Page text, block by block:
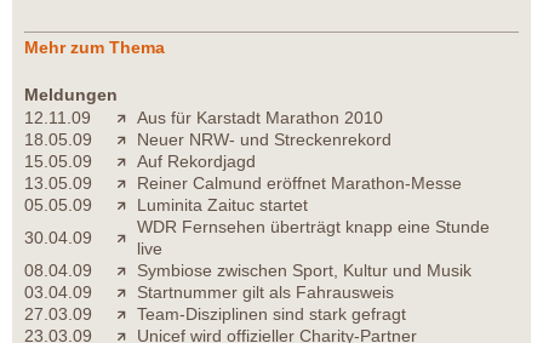
Mehr zum Thema
Meldungen
12.11.09
Aus für Karstadt Marathon 2010
18.05.09
Neuer NRW- und Streckenrekord
15.05.09
Auf Rekordjagd
13.05.09
Reiner Calmund eröffnet Marathon-Messe
05.05.09
Luminita Zaituc startet
30.04.09
WDR Fernsehen überträgt knapp eine Stunde
live
08.04.09
Symbiose zwischen Sport, Kultur und Musik
03.04.09
Startnummer gilt als Fahrausweis
27.03.09
Team-Disziplinen sind stark gefragt
23.03.09
Unicef wird offizieller Charity-Partner